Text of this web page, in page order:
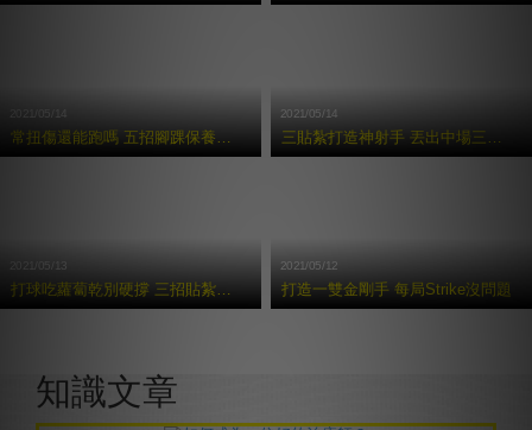
常扭傷還能跑嗎 五招腳踝保養術讓你享受奔馳快感
2021/05/14
三貼紮打造神射手 丟出中場三分球
打球吃蘿蔔乾別硬撐 三招貼紮避免二度傷害
2021/05/12
打造一雙金剛手 每局Strike沒問題
知識文章